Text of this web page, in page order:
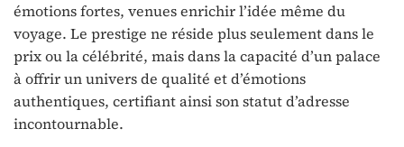
émotions fortes, venues enrichir l’idée même du
voyage. Le prestige ne réside plus seulement dans le
prix ou la célébrité, mais dans la capacité d’un palace
à offrir un univers de qualité et d’émotions
authentiques, certifiant ainsi son statut d’adresse
incontournable.